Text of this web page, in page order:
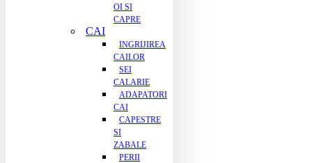
OI SI
CAPRE
CAI
INGRIJIREA
CAILOR
SEI
CALARIE
ADAPATORI
CAI
CAPESTRE
SI
ZABALE
PERII